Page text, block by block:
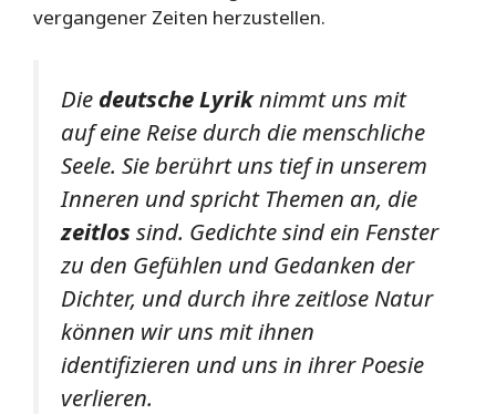
vergangener Zeiten herzustellen.
Die deutsche Lyriknimmt uns mit
auf eine Reise durch die menschliche
Seele. Sie berührt uns tief in unserem
Inneren und spricht Themen an, die
zeitlos sind. Gedichte sind ein Fenster
zu den Gefühlen und Gedanken der
Dichter, und durch ihre zeitlose Natur
können wir uns mit ihnen
identifizieren und uns in ihrer Poesie
verlieren.